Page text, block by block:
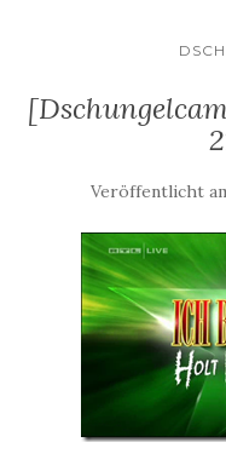
Veröffentlicht